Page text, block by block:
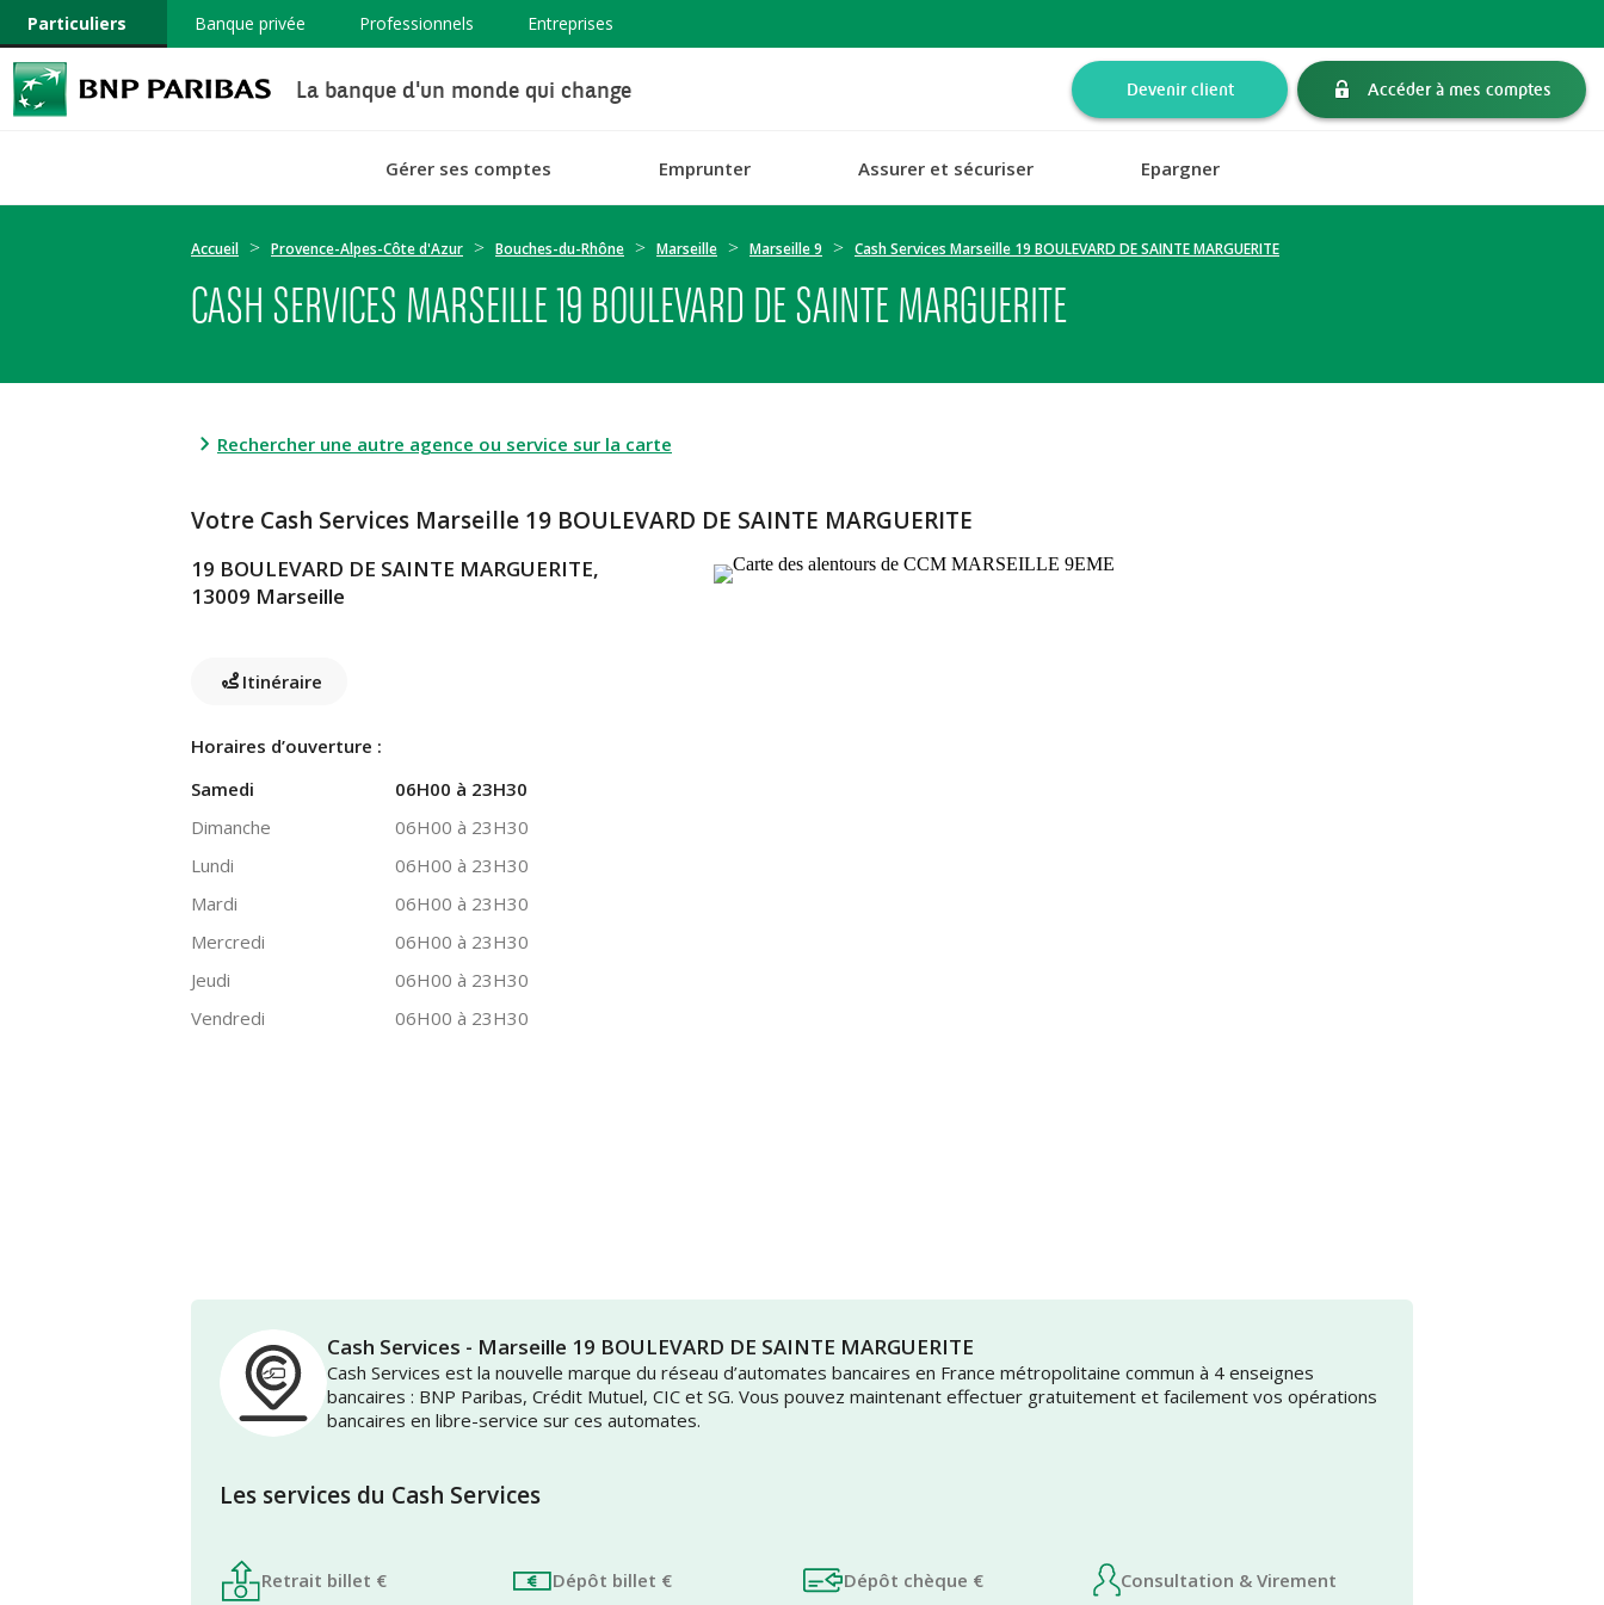
Particuliers Banque privée Professionnels Entreprises
La banque d'un monde qui change Devenir client Accéder à mes comptes
Gérer ses comptes Emprunter Assurer et sécuriser Epargner
Accueil Provence-Alpes-Côte d'Azur Bouches-du-Rhône Marseille Marseille 9 Cash Services Marseille 19 BOULEVARD DE SAINTE MARGUERITE
CASH SERVICES MARSEILLE 19 BOULEVARD DE SAINTE MARGUERITE
Rechercher une autre agence ou service sur la carte
Votre Cash Services Marseille 19 BOULEVARD DE SAINTE MARGUERITE
19 BOULEVARD DE SAINTE MARGUERITE,
13009 Marseille
Itinéraire
Horaires d’ouverture :
Samedi
06H00 à 23H30
Dimanche
06H00 à 23H30
Lundi
06H00 à 23H30
Mardi
06H00 à 23H30
Mercredi
06H00 à 23H30
Jeudi
06H00 à 23H30
Vendredi
06H00 à 23H30
Cash Services - Marseille 19 BOULEVARD DE SAINTE MARGUERITE
Cash Services est la nouvelle marque du réseau d’automates bancaires en France métropolitaine commun à 4 enseignes
bancaires : BNP Paribas, Crédit Mutuel, CIC et SG. Vous pouvez maintenant effectuer gratuitement et facilement vos opérations
bancaires en libre-service sur ces automates.
Les services du Cash Services
Retrait billet € Dépôt billet € Dépôt chèque € Consultation & Virement